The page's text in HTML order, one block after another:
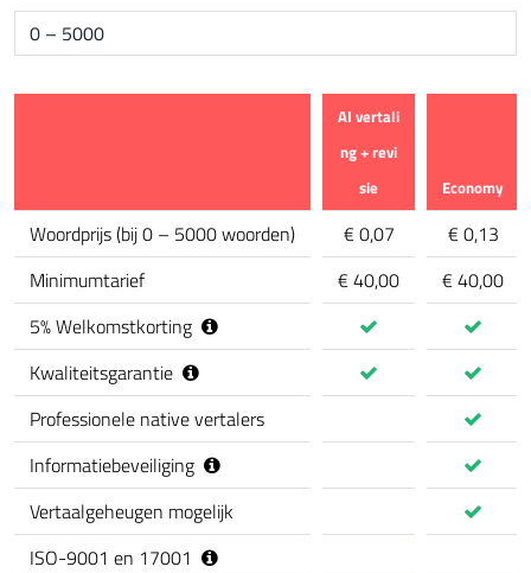
Kenmerk
AI vertali
ng + revi
sie
Economy
Woordprijs(bij 0 – 5000 woorden) € 0,07
€ 0,13
Minimumtarief
€ 40,00
€ 40,00
5%Welkomstkorting
Kwaliteitsgarantie
Professionele native vertalers
Informatiebeveiliging
Vertaalgeheugen mogelijk
ISO-9001 en 17001